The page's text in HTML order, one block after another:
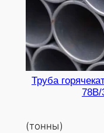
Труба
78В/
(тонны)